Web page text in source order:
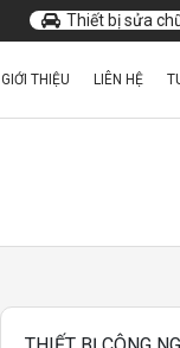
Thiết bị sửa
GIỚI THIỆU LIÊN HỆ